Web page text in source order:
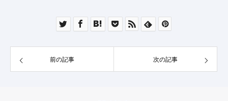
前の記事 次の記事